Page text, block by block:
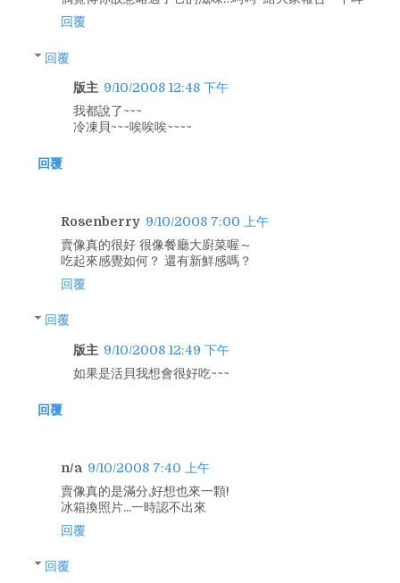
回覆
回覆
版主 9/10/2008 12:48 下午
我都說了~~~
冷凍貝~~~唉唉唉~~~~
回覆
Rosenberry 9/10/2008 7:00 上午
賣像真的很好 很像餐廳大廚菜喔～
吃起來感覺如何？ 還有新鮮感嗎？
回覆
回覆
版主 9/10/2008 12:49 下午
如果是活貝我想會很好吃~~~
回覆
n/a 9/10/2008 7:40 上午
賣像真的是滿分,好想也來一顆!
冰箱換照片...一時認不出來
回覆
回覆